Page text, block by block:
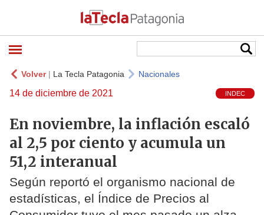
Volver| La Tecla Patagonia Nacionales
14 de diciembre de 2021 INDEC
En noviembre, la inflación escaló
al 2,5 por ciento y acumula un
51,2 interanual
Según reportó el organismo nacional de
estadísticas, el Índice de Precios al